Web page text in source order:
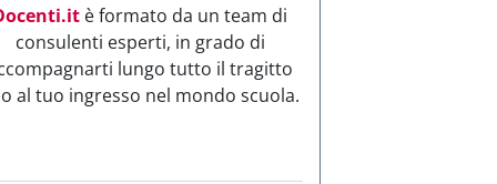
è formato da un team di
consulenti esperti, in grado di
lungo tutto il tragitto
al tuo ingresso nel mondo scuola.